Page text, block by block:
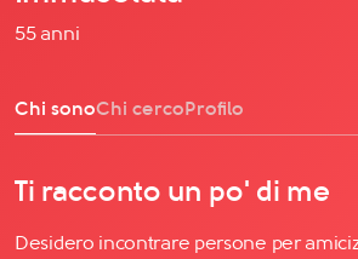
55 anni
Chi sonoChi cercoProfilo
Ti racconto un po' di me
Desidero incontrare persone per